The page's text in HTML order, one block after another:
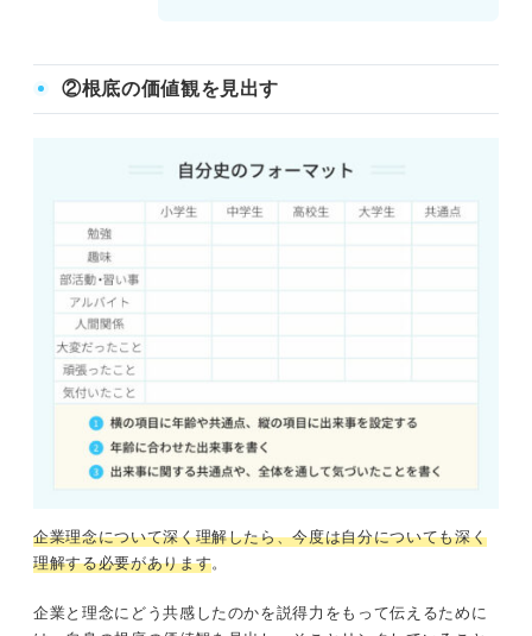
②根底の価値観を見出す
企業理念について深く理解したら、今度は自分についても深く
理解する必要があります。
企業と理念にどう共感したのかを説得力をもって伝えるために